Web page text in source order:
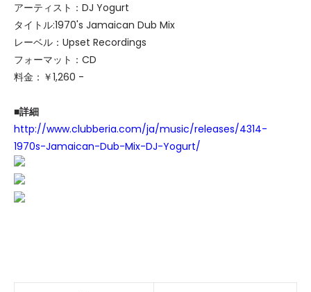
アーティスト：DJ Yogurt
タイトル:1970's Jamaican Dub Mix
レーベル：Upset Recordings
フォーマット：CD
料金：￥1,260 -
■詳細
http://www.clubberia.com/ja/music/releases/4314-
1970s-Jamaican-Dub-Mix-DJ-Yogurt/